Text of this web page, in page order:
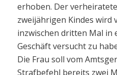
erhoben. Der
zweijährigen Kindes wird
inzwischen dritten Mal in
Geschäft versucht zu
Die Frau soll vom
Strafbefehl bereits zwei